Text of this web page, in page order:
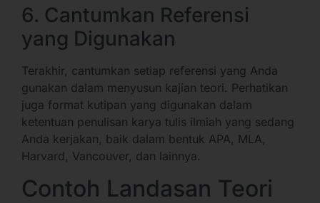
6. Cantumkan Referensi
yang Digunakan
Terakhir, cantumkan setiap referensi yang Anda
gunakan dalam menyusun kajian teori. Perhatikan
juga format kutipan yang digunakan dalam
ketentuan penulisan karya tulis ilmiah yang sedang
Anda kerjakan, baik dalam bentuk APA, MLA,
Harvard, Vancouver, dan lainnya.
Contoh Landasan Teori